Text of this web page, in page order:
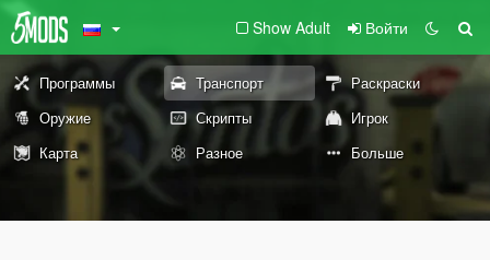
Show Adult Войти
Программы Транспорт
Раскраски
Оружие
Скрипты
Игрок
Карта
Разное Больше